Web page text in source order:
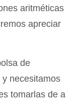
aritméticas
apreciar
de
necesitamos
tomarlas de a